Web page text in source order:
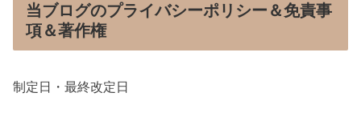
当ブログのプライバシーポリシー＆免責事
項＆著作権
制定日・最終改定日